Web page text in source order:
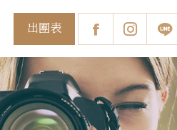
出團表